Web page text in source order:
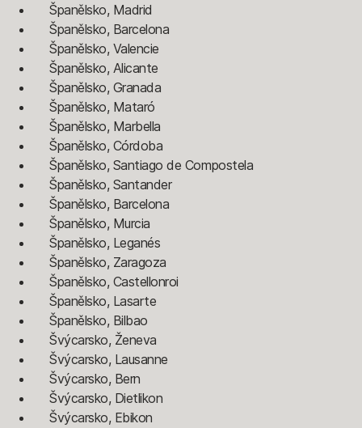
Španělsko, Madrid
Španělsko, Barcelona
Španělsko, Valencie
Španělsko, Alicante
Španělsko, Granada
Španělsko, Mataró
Španělsko, Marbella
Španělsko, Córdoba
Španělsko, Santiago de Compostela
Španělsko, Santander
Španělsko, Barcelona
Španělsko, Murcia
Španělsko, Leganés
Španělsko, Zaragoza
Španělsko, Castellonroi
Španělsko, Lasarte
Španělsko, Bilbao
Švýcarsko, Ženeva
Švýcarsko, Lausanne
Švýcarsko, Bern
Švýcarsko, Dietlikon
Švýcarsko, Ebikon